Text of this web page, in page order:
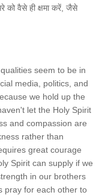
को वैसे ही क्षमा करें, जैसे
seem to be in
media, politics, and
we hold up the
let the Holy Spirit
and compassion are
rather than
great courage
Spirit can supply if we
in our brothers
pray for each other to